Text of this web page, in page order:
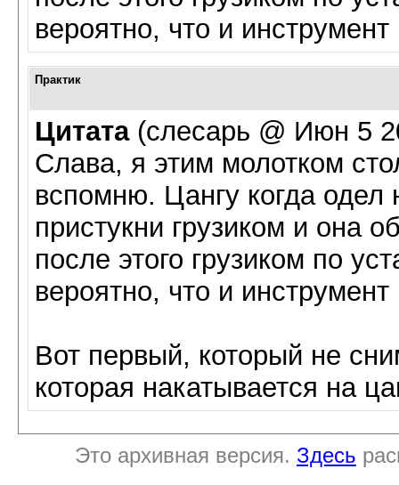
вероятно, что и
Практик
Цитата(слесарь @ Июн 5
Слава, я этим молотком
вспомню. Цангу когда одел
пристукни грузиком и она
после этого грузиком по
вероятно, что и
Вот первый, который не
которая накатывается на
Это архивная версия. Здесь